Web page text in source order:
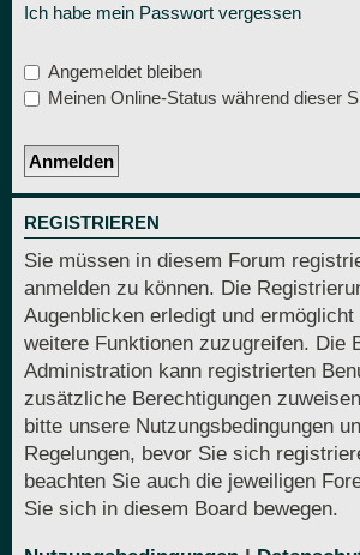
Ich habe mein Passwort vergessen
Angemeldet bleiben
Meinen Online-Status während dieser
REGISTRIEREN
Sie müssen in diesem Forum
anmelden zu können. Die
Augenblicken erledigt und
weitere Funktionen zuzugreifen. Die
Administration kann registrierten
zusätzliche Berechtigungen
bitte unsere Nutzungsbedingungen
Regelungen, bevor Sie sich
beachten Sie auch die jeweiligen
Sie sich in diesem Board bewegen.